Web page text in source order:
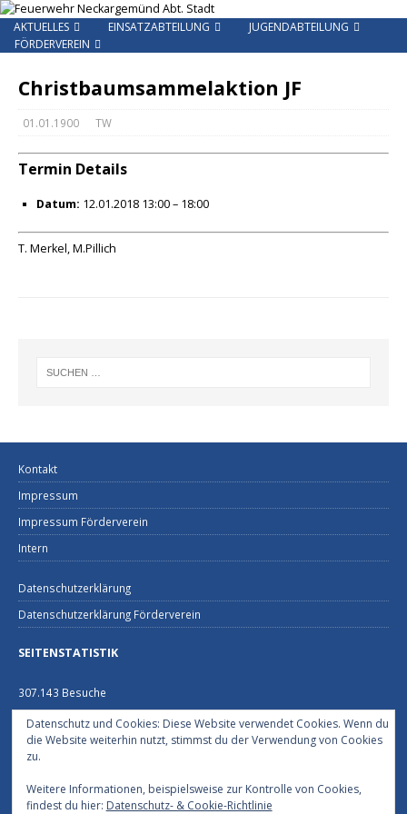
AKTUELLES EINSATZABTEILUNG
JUGENDABTEILUNG
FÖRDERVEREIN
Christbaumsammelaktion JF
01.01.1900 TW
Termin Details
Datum: 12.01.2018 13:00– 18:00
T. Merkel, M.Pillich
Kontakt
Impressum
Impressum Förderverein
Intern
Datenschutzerklärung
Datenschutzerklärung Förderverein
SEITENSTATISTIK
307.143 Besuche
FEUERWEHRHAUS NECKARGEMÜND
Schützenhausstraße 2
69151 Neckargemünd
06223/2229
Datenschutz und Cookies: Diese Website verwendet Cookies. Wenn du
die Website weiterhin nutzt, stimmst du der Verwendung von Cookies
zu.
Weitere Informationen, beispielsweise zur Kontrolle von Cookies,
findest du hier: Datenschutz- & Cookie-Richtlinie